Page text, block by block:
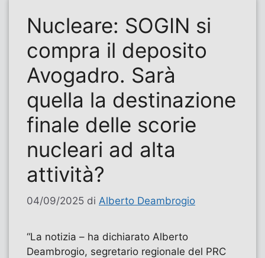
Nucleare: SOGIN si
compra il deposito
Avogadro. Sarà
quella la destinazione
finale delle scorie
nucleari ad alta
attività?
04/09/2025 di Alberto Deambrogio
“La notizia – ha dichiarato Alberto
Deambrogio, segretario regionale del PRC